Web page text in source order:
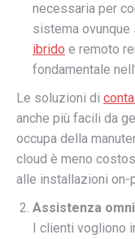
necessaria per
sistema ovunque
ibrido e remoto
fondamentale
Le soluzioni di
anche più facili da
occupa della
cloud è meno
alle installazioni on-
Assistenza
I clienti vogliono